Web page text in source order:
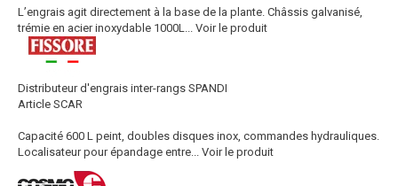
L’engrais agit directement à la base de la plante. Châssis galvanisé,
trémie en acier inoxydable 1000L... Voir le produit
Distributeur d'engrais inter-rangs SPANDI
Article SCAR
Capacité 600 L peint, doubles disques inox, commandes hydrauliques.
Localisateur pour épandage entre... Voir le produit